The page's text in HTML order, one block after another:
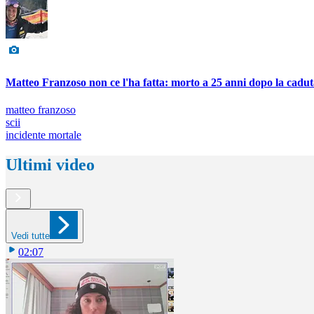
Matteo Franzoso non ce l'ha fatta: morto a 25 anni dopo la
matteo franzoso
scii
incidente mortale
Ultimi video
Vedi tutte
02:07